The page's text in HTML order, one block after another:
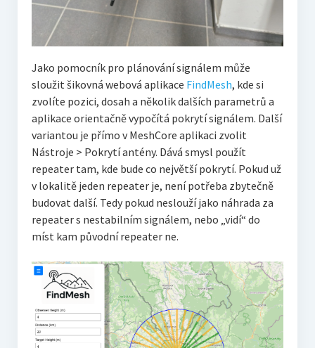
Jako pomocník pro plánování signálem může
sloužit šikovná webová aplikace FindMesh, kde si
zvolíte pozici, dosah a několik dalších parametrů a
aplikace orientačně vypočítá pokrytí signálem. Další
variantou je přímo v MeshCore aplikaci zvolit
Nástroje > Pokrytí antény. Dává smysl použít
repeater tam, kde bude co největší pokrytí. Pokud už
v lokalitě jeden repeater je, není potřeba zbytečně
budovat další. Tedy pokud neslouží jako náhrada za
repeater s nestabilním signálem, nebo „vidí“ do
míst kam původní repeater ne.